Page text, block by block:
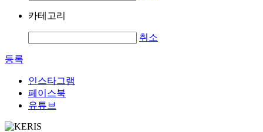
카테고리
취소
등록
인스타그램
페이스북
유튜브